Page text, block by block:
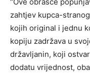
zahtjev kupca-
kojih original i jednu
kopiju zadržava u
državljanin, koji
dodatu vrijednost,